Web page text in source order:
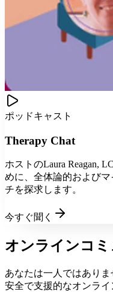
ポッドキャスト
Therapy Chat
ホストのLaura Reagan,
めに、全体論的および
チを探求します。
今すぐ聞く
オンラインコミ
あなたは一人ではあり
安全で支援的なオンラ